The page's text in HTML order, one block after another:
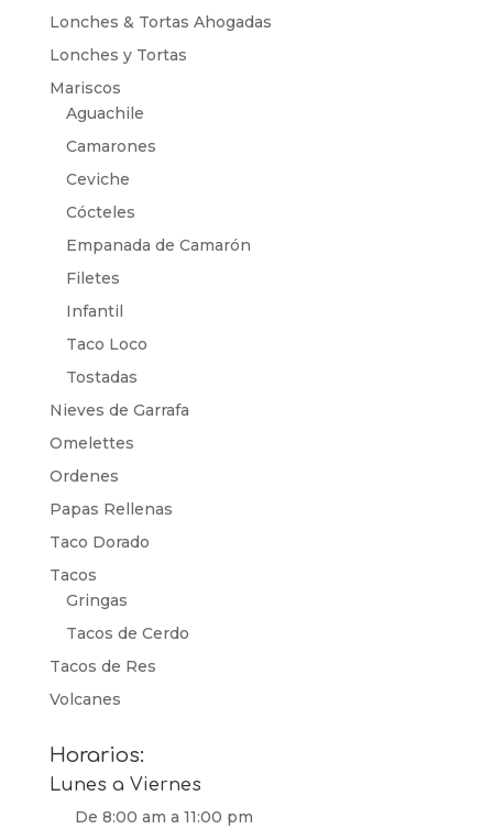
Lonches & Tortas Ahogadas
Lonches y Tortas
Mariscos
Aguachile
Camarones
Ceviche
Cócteles
Empanada de Camarón
Filetes
Infantil
Taco Loco
Tostadas
Nieves de Garrafa
Omelettes
Ordenes
Papas Rellenas
Taco Dorado
Tacos
Gringas
Tacos de Cerdo
Tacos de Res
Volcanes
Horarios:
Lunes a Viernes
De 8:00 am a 11:00 pm